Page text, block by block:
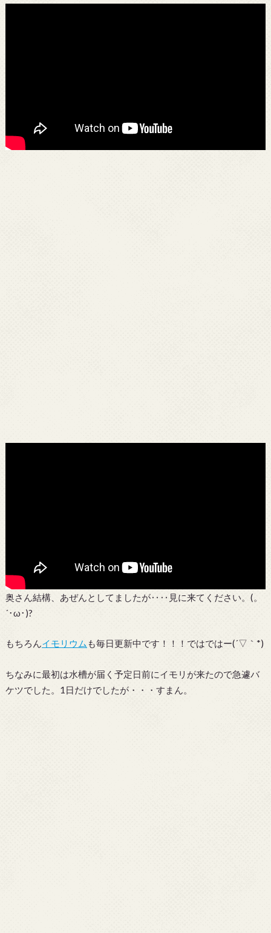
奥さん結構、あぜんとしてましたが‥‥見に来てください。(。
´･ω･)?
もちろんイモリウム も毎日更新中です！！！ではではー(´▽｀*)
ちなみに最初は水槽が届く予定日前にイモリが来たので急遽バ
ケツでした。1日だけでしたが・・・すまん。